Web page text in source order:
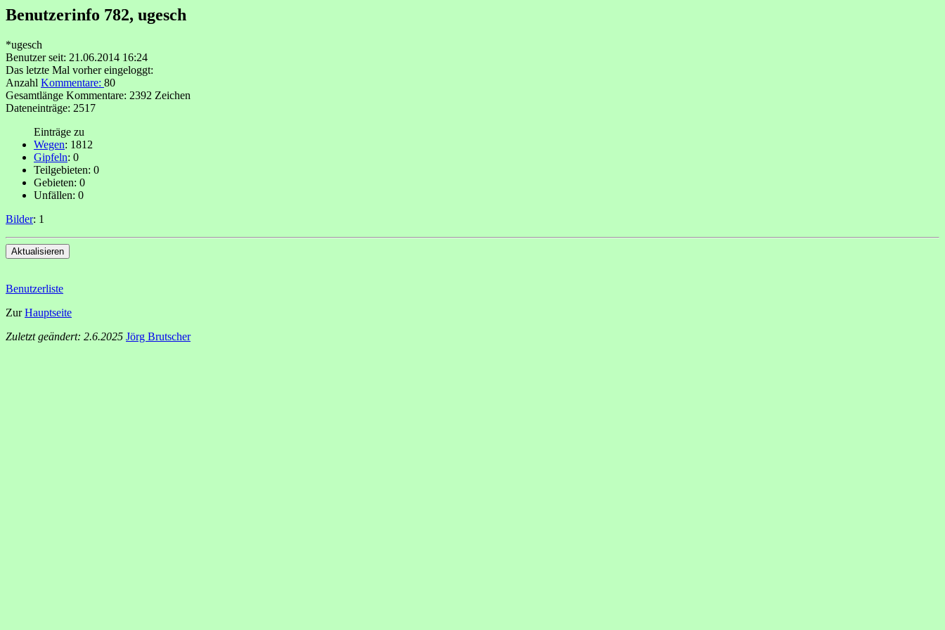
Benutzerinfo 782, ugesch
*ugesch
Benutzer seit: 21.06.2014 16:24
Das letzte Mal vorher eingeloggt:
Anzahl Kommentare: 80
Gesamtlänge Kommentare: 2392 Zeichen
Dateneinträge: 2517
Einträge zu
Wegen: 1812
Gipfeln: 0
Teilgebieten: 0
Gebieten: 0
Unfällen: 0
Bilder: 1
Benutzerliste
ZurHauptseite
Zuletzt geändert: 2.6.2025 Jörg Brutscher